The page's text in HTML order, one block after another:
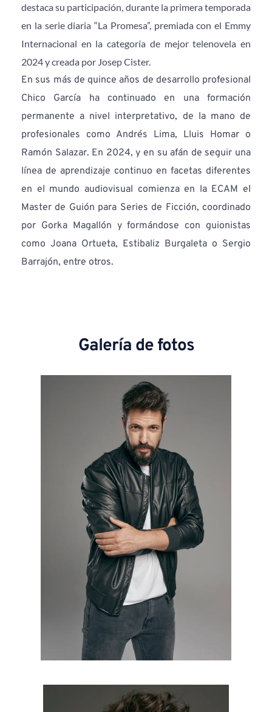
destaca su participación, durante la primera temporada
en la serie diaria “La Promesa”, premiada con el Emmy
Internacional en la categoría de mejor telenovela en
2024 y creada por Josep Cister.
En sus más de quince años de desarrollo profesional
Chico García ha continuado en una formación
permanente a nivel interpretativo, de la mano de
profesionales como Andrés Lima, Lluis Homar o
Ramón Salazar. En 2024, y en su afán de seguir una
línea de aprendizaje continuo en facetas diferentes
en el mundo audiovisual comienza en la ECAM el
Master de Guión para Series de Ficción, coordinado
por Gorka Magallón y formándose con guionistas
como Joana Ortueta, Estibaliz Burgaleta o Sergio
Barrajón, entre otros.
Galería de fotos